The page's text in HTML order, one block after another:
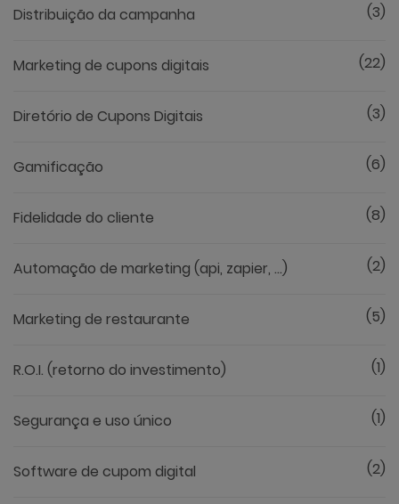
Distribuição da campanha (3)
Marketing de cupons digitais (22)
Diretório de Cupons Digitais (3)
Gamificação (6)
Fidelidade do cliente (8)
Automação de marketing (api, zapier, ...) (2)
Marketing de restaurante (5)
R.O.I. (retorno do investimento) (1)
Segurança e uso único (1)
Software de cupom digital (2)